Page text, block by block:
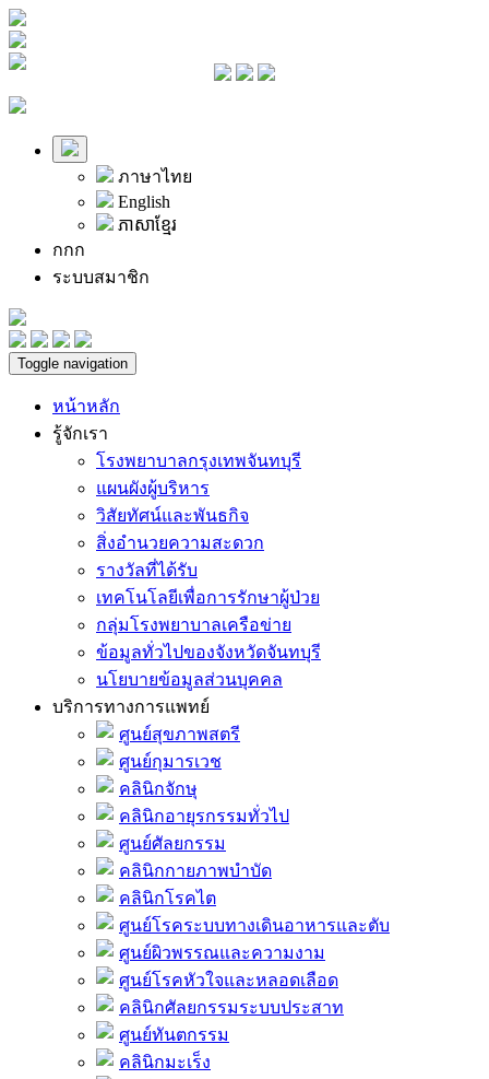
ภาษาไทย
English
ភាសាខ្មែរ
กกก
ระบบสมาชิก
Toggle navigation
หน้าหลัก
รู้จักเรา
โรงพยาบาลกรุงเทพจันทบุรี
แผนผังผู้บริหาร
วิสัยทัศน์และพันธกิจ
สิ่งอำนวยความสะดวก
รางวัลที่ได้รับ
เทคโนโลยีเพื่อการรักษาผู้ป่วย
กลุ่มโรงพยาบาลเครือข่าย
ข้อมูลทั่วไปของจังหวัดจันทบุรี
นโยบายข้อมูลส่วนบุคคล
บริการทางการแพทย์
ศูนย์สุขภาพสตรี
ศูนย์กุมารเวช
คลินิกจักษุ
คลินิกอายุรกรรมทั่วไป
ศูนย์ศัลยกรรม
คลินิกกายภาพบำบัด
คลินิกโรคไต
ศูนย์โรคระบบทางเดินอาหารและตับ
ศูนย์ผิวพรรณและความงาม
ศูนย์โรคหัวใจและหลอดเลือด
คลินิกศัลยกรรมระบบประสาท
ศูนย์ทันตกรรม
คลินิกมะเร็ง